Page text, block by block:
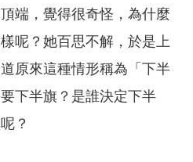
端，覺得很奇怪，為什麼
呢？她百思不解，於是上
原來這種情形稱為「下半
下半旗？是誰決定下半
？